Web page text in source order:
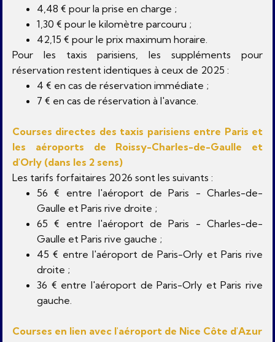
4,48 € pour la prise en charge ;
1,30 € pour le kilomètre parcouru ;
42,15 € pour le prix maximum horaire.
Pour les taxis parisiens, les suppléments pour
réservation restent identiques à ceux de 2025 :
4 € en cas de réservation immédiate ;
7 € en cas de réservation à l'avance.
Courses directes des taxis parisiens entre Paris et
les aéroports de Roissy-Charles-de-Gaulle et
d'Orly (dans les 2 sens)
Les tarifs forfaitaires 2026 sont les suivants :
56 € entre l'aéroport de Paris - Charles-de-
Gaulle et Paris rive droite ;
65 € entre l'aéroport de Paris - Charles-de-
Gaulle et Paris rive gauche ;
45 € entre l'aéroport de Paris-Orly et Paris rive
droite ;
36 € entre l'aéroport de Paris-Orly et Paris rive
gauche.
Courses en lien avec l'aéroport de Nice Côte d'Azur